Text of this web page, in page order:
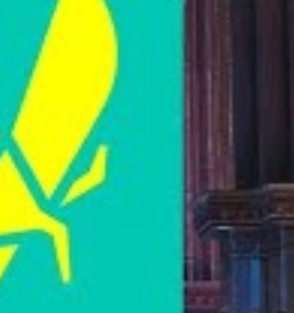
dua otak Counter-Strike paling
komik – lengkap dengan
dan mantan bintang
meninggalkan FaZe Clan dan
Namun, secara karier,